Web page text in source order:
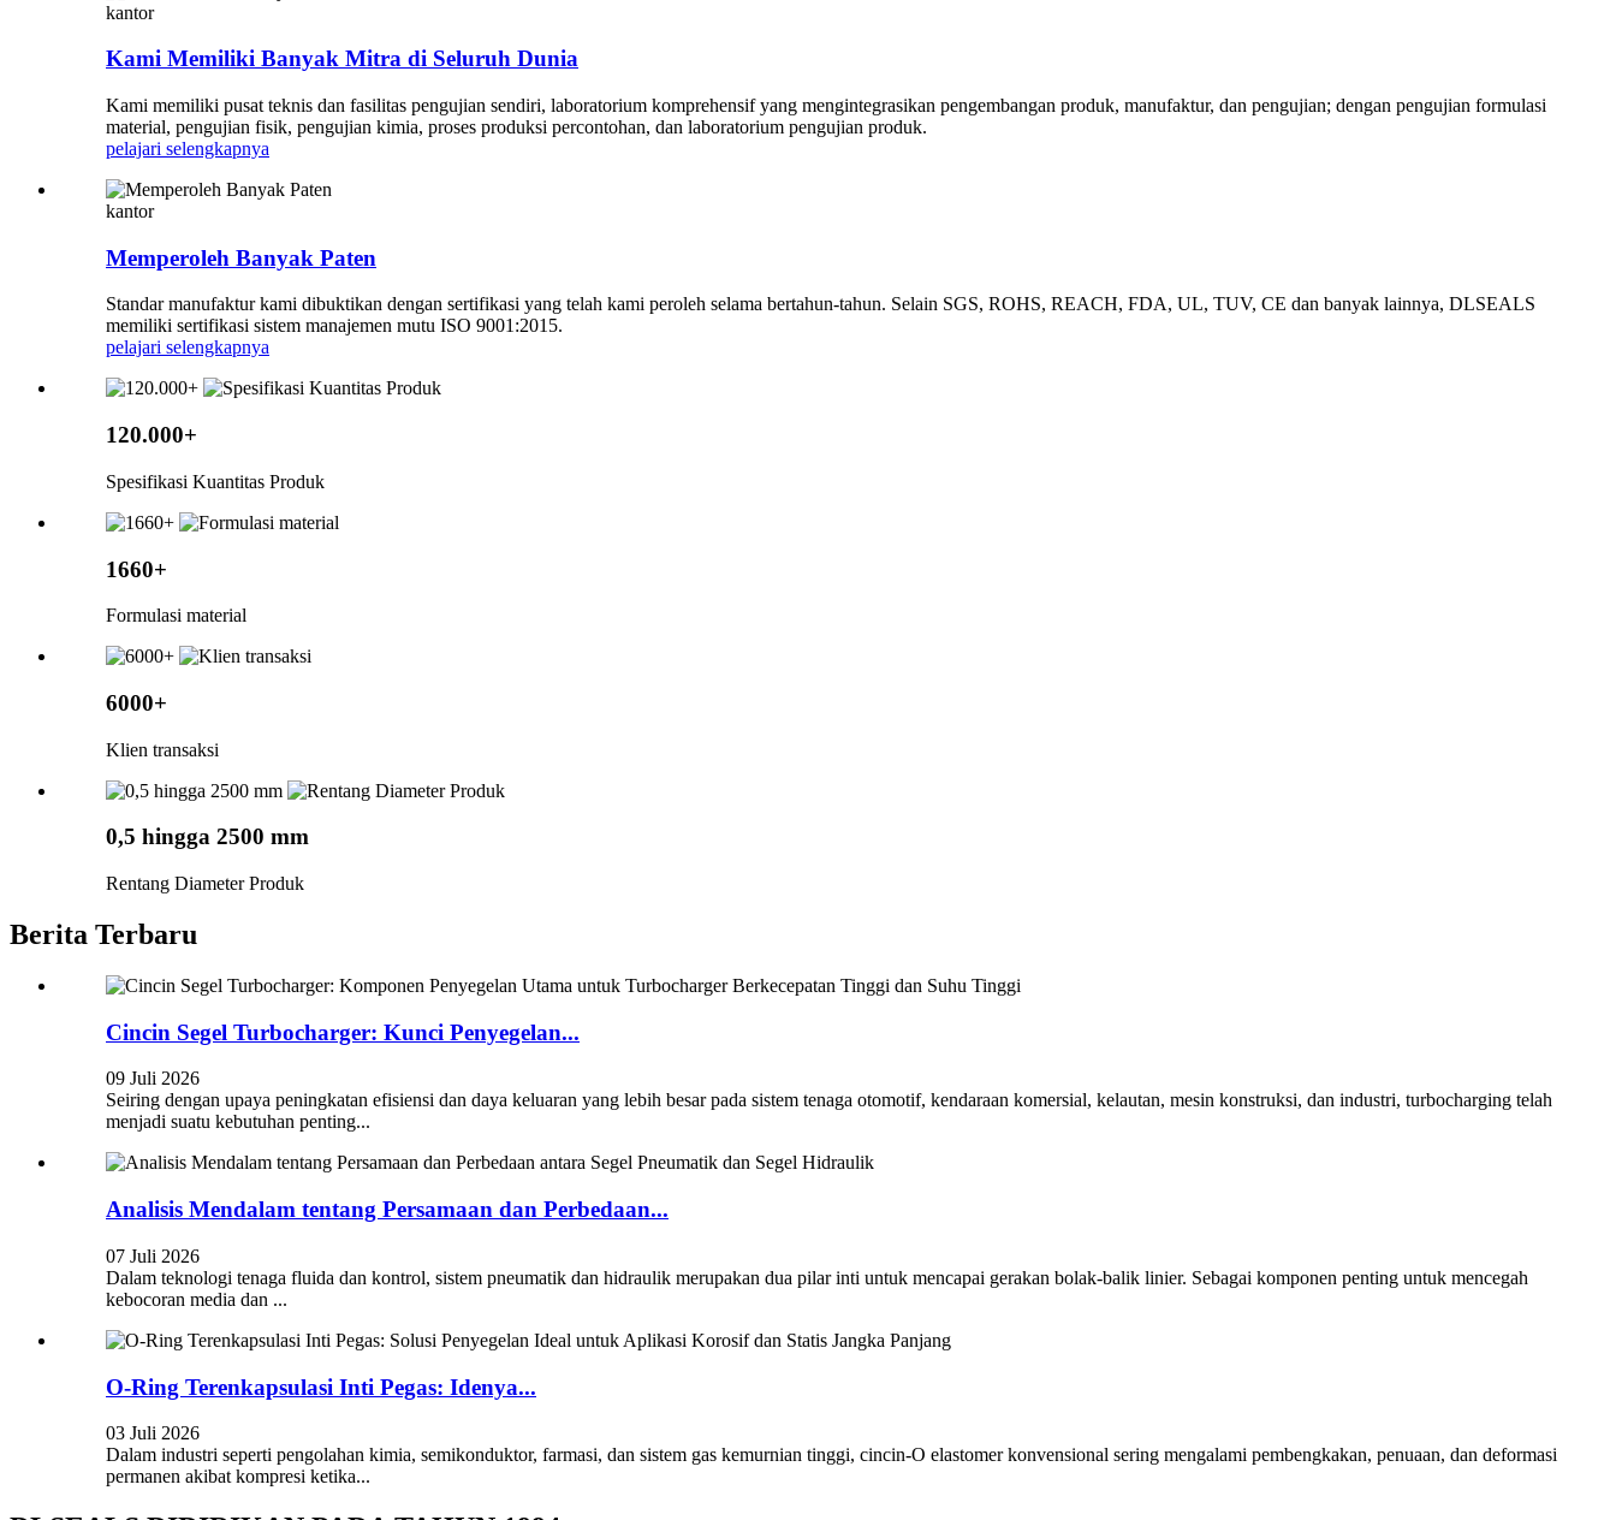
kantor
Kami Memiliki Banyak Mitra di Seluruh Dunia
Kami memiliki pusat teknis dan fasilitas pengujian sendiri, laboratorium komprehensif yang mengintegrasikan pengembangan produk, manufaktur, dan pengujian; dengan pengujian formulasi
material, pengujian fisik, pengujian kimia, proses produksi percontohan, dan laboratorium pengujian produk.
pelajari selengkapnya
kantor
Memperoleh Banyak Paten
Standar manufaktur kami dibuktikan dengan sertifikasi yang telah kami peroleh selama bertahun-tahun. Selain SGS, ROHS, REACH, FDA, UL, TUV, CE dan banyak lainnya, DLSEALS
memiliki sertifikasi sistem manajemen mutu ISO 9001:2015.
pelajari selengkapnya
120.000+
Spesifikasi Kuantitas Produk
1660+
Formulasi material
6000+
Klien transaksi
0,5 hingga 2500 mm
Rentang Diameter Produk
Berita Terbaru
Cincin Segel Turbocharger: Kunci Penyegelan...
09 Juli 2026
Seiring dengan upaya peningkatan efisiensi dan daya keluaran yang lebih besar pada sistem tenaga otomotif, kendaraan komersial, kelautan, mesin konstruksi, dan industri, turbocharging telah
menjadi suatu kebutuhan penting...
Analisis Mendalam tentang Persamaan dan Perbedaan...
07 Juli 2026
Dalam teknologi tenaga fluida dan kontrol, sistem pneumatik dan hidraulik merupakan dua pilar inti untuk mencapai gerakan bolak-balik linier. Sebagai komponen penting untuk mencegah
kebocoran media dan ...
O-Ring Terenkapsulasi Inti Pegas: Idenya...
03 Juli 2026
Dalam industri seperti pengolahan kimia, semikonduktor, farmasi, dan sistem gas kemurnian tinggi, cincin-O elastomer konvensional sering mengalami pembengkakan, penuaan, dan deformasi
permanen akibat kompresi ketika...